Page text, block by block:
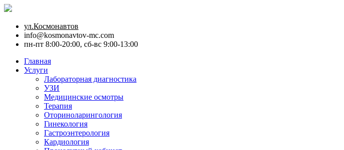
ул.Космонавтов
info@kosmonavtov-mc.com
пн-пт 8:00-20:00, сб-вс 9:00-13:00
Главная
Услуги
Лабораторная диагностика
УЗИ
Медицинские осмотры
Терапия
Оториноларингология
Гинекология
Гастроэнтерология
Кардиология